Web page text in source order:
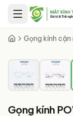
Chuyển đến nội
Gọng kính cận
Gọng kính